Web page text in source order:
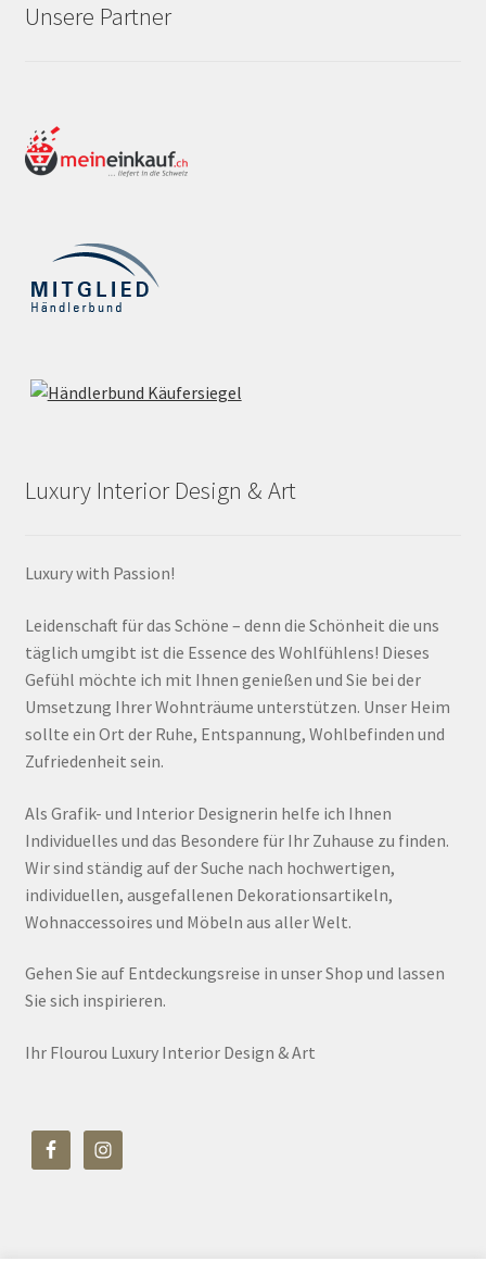
Unsere Partner
Luxury Interior Design & Art
Luxury with Passion!
Leidenschaft für das Schöne – denn die Schönheit die uns
täglich umgibt ist die Essence des Wohlfühlens! Dieses
Gefühl möchte ich mit Ihnen genießen und Sie bei der
Umsetzung Ihrer Wohnträume unterstützen. Unser Heim
sollte ein Ort der Ruhe, Entspannung, Wohlbefinden und
Zufriedenheit sein.
Als Grafik- und Interior Designerin helfe ich Ihnen
Individuelles und das Besondere für Ihr Zuhause zu finden.
Wir sind ständig auf der Suche nach hochwertigen,
individuellen, ausgefallenen Dekorationsartikeln,
Wohnaccessoires und Möbeln aus aller Welt.
Gehen Sie auf Entdeckungsreise in unser Shop und lassen
Sie sich inspirieren.
Ihr Flourou Luxury Interior Design & Art